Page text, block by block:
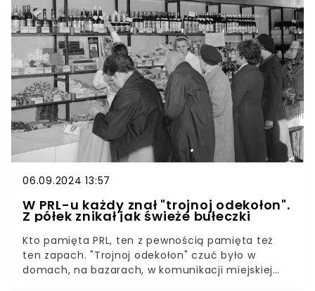
06.09.2024 13:57
W PRL-u każdy znał "trojnoj odekołon".
Z półek znikał jak świeże bułeczki
Kto pamięta PRL, ten z pewnością pamięta też
ten zapach. "Trojnoj odekołon" czuć było w
domach, na bazarach, w komunikacji miejskiej